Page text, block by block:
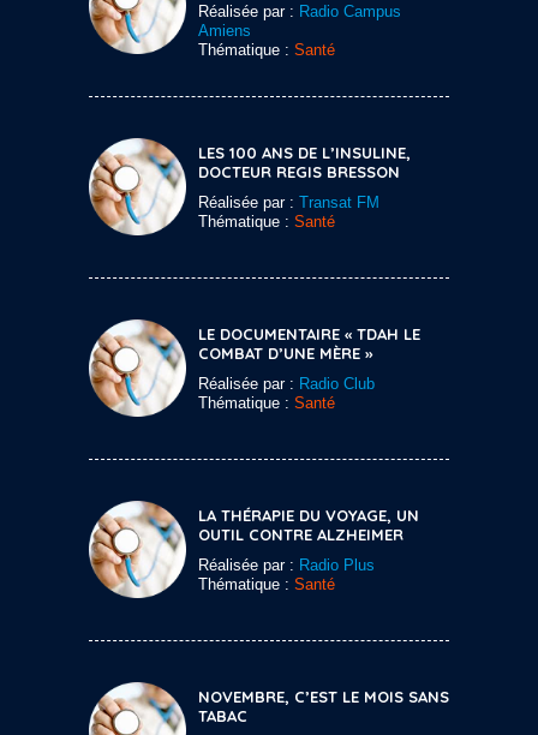
Réalisée par : Radio Campus
Amiens
Thématique : Santé
LES 100 ANS DE L’INSULINE,
DOCTEUR REGIS BRESSON
Réalisée par : Transat FM
Thématique : Santé
LE DOCUMENTAIRE « TDAH LE
COMBAT D’UNE MÈRE »
Réalisée par : Radio Club
Thématique : Santé
LA THÉRAPIE DU VOYAGE, UN
OUTIL CONTRE ALZHEIMER
Réalisée par : Radio Plus
Thématique : Santé
NOVEMBRE, C’EST LE MOIS SANS
TABAC